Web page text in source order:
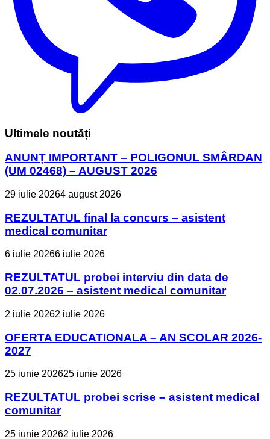
Ultimele noutăți
ANUNȚ IMPORTANT – POLIGONUL SMÂRDAN
(UM 02468) – AUGUST 2026
29 iulie 20264 august 2026
REZULTATUL final la concurs – asistent
medical comunitar
6 iulie 20266 iulie 2026
REZULTATUL probei interviu din data de
02.07.2026 – asistent medical comunitar
2 iulie 20262 iulie 2026
OFERTA EDUCATIONALA – AN SCOLAR 2026-
2027
25 iunie 202625 iunie 2026
REZULTATUL probei scrise – asistent medical
comunitar
25 iunie 20262 iulie 2026